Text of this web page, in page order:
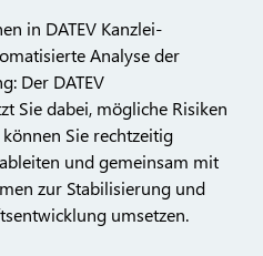
in DATEV Kanzlei-
Analyse der
Der DATEV
Sie dabei, mögliche Risiken
Sie rechtzeitig
und gemeinsam mit
zur Stabilisierung und
umsetzen.